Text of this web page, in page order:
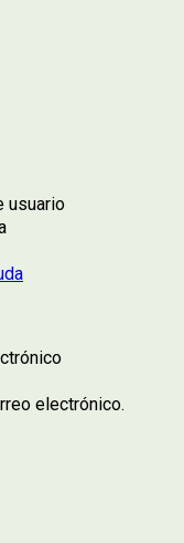
usuario
electrónico.